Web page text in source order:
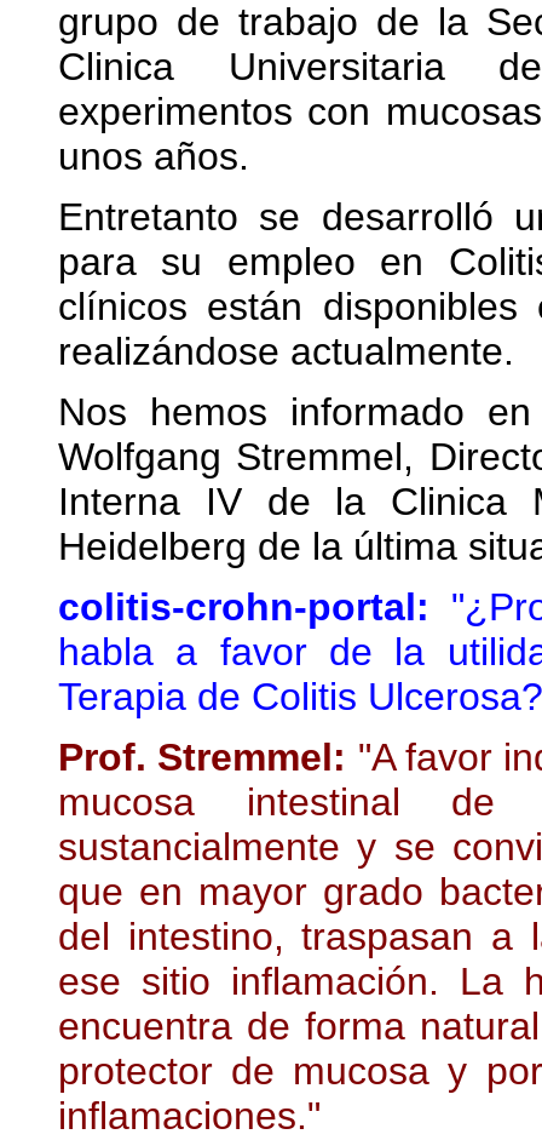
grupo de trabajo de la
Clinica Universitaria
experimentos con
unos años.
Entretanto se desarrolló
para su empleo en
clínicos están
realizándose actualmente.
Nos hemos informado
Wolfgang Stremmel,
Interna IV de la Clinica
Heidelberg de la última
colitis-crohn-portal:
habla a favor de la
Terapia de Colitis
Prof. Stremmel: "A favor
mucosa intestinal de
sustancialmente y se
que en mayor grado
del intestino, traspasan a
ese sitio inflamación. La
encuentra de forma
protector de mucosa y
inflamaciones."